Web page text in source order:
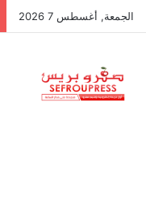
الجمعة, أغسطس 7 2026